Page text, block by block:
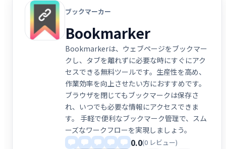
ブックマーカー
Bookmarker
Bookmarkerは、ウェブページをブックマー
クし、タブを離れずに必要な時にすぐにアク
セスできる無料ツールです。生産性を高め、
作業効率を向上させたい方におすすめです。
ブラウザを閉じてもブックマークは保存さ
れ、いつでも必要な情報にアクセスできま
す。 手軽で便利なブックマーク管理で、スム
ーズなワークフローを実現しましょう。
0.0(0 レビュー)